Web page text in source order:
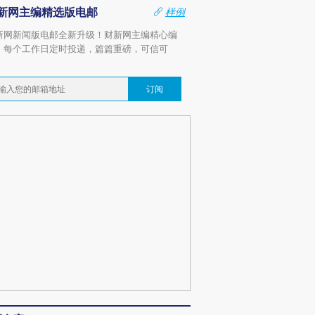
网主编精选版电邮
样例
网新闻版电邮全新升级！财新网主编精心编
每个工作日定时投递，篇篇重磅，可信可
订阅